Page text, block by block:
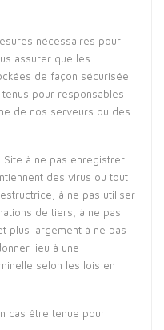
nécessaires pour
assurer que les
de façon sécurisée.
pour responsables
de nos serveurs ou des
Site à ne pas enregistrer
des virus ou tout
à ne pas utiliser
de tiers, à ne pas
plus largement à ne pas
lieu à une
selon les lois en
cas être tenue pour